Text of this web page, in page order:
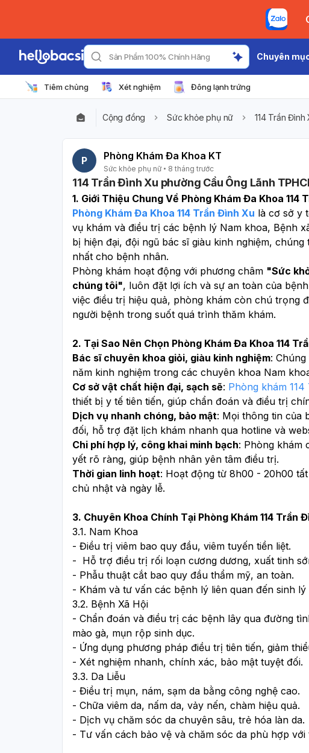
Sản Phẩm 100% Chính Hãng Chuyên
Tiêm chủng Xét nghiệm Đông lạnh trứng
Cộng đồng Sức khỏe phụ nữ 114 Trần
P Phòng Khám Đa Khoa KT
Sức khỏe phụ nữ 8 tháng trước
114 Trần Đình Xu phường Cầu Ông Lãnh
1. Giới Thiệu Chung Về Phòng Khám Đa Khoa 114
Phòng Khám Đa Khoa 114 Trần Đình Xu là cơ sở y
vụ khám và điều trị các bệnh lý Nam khoa, Bệnh
bị hiện đại, đội ngũ bác sĩ giàu kinh nghiệm,
nhất cho bệnh nhân.
Phòng khám hoạt động với phương châm "Sức
chúng tôi", luôn đặt lợi ích và sự an toàn của
việc điều trị hiệu quả, phòng khám còn chú trọng
người bệnh trong suốt quá trình thăm khám.
2. Tại Sao Nên Chọn Phòng Khám Đa Khoa 114
Bác sĩ chuyên khoa giỏi, giàu kinh nghiệm:
năm kinh nghiệm trong các chuyên khoa Nam
Cơ sở vật chất hiện đại, sạch sẽ: Phòng khám
thiết bị y tế tiên tiến, giúp chẩn đoán và điều trị
Dịch vụ nhanh chóng, bảo mật: Mọi thông tin của
đối, hỗ trợ đặt lịch khám nhanh qua hotline và
Chi phí hợp lý, công khai minh bạch: Phòng khám
yết rõ ràng, giúp bệnh nhân yên tâm điều trị.
Thời gian linh hoạt: Hoạt động từ 8h00 - 20h00
chủ nhật và ngày lễ.
3. Chuyên Khoa Chính Tại Phòng Khám 114 Trần
3.1. Nam Khoa
- Điều trị viêm bao quy đầu, viêm tuyến tiền liệt.
-  Hỗ trợ điều trị rối loạn cương dương, xuất tinh
- Phẫu thuật cắt bao quy đầu thẩm mỹ, an toàn.
- Khám và tư vấn các bệnh lý liên quan đến sinh lý
3.2. Bệnh Xã Hội
- Chẩn đoán và điều trị các bệnh lây qua đường
mào gà, mụn rộp sinh dục.
- Ứng dụng phương pháp điều trị tiên tiến, giảm
- Xét nghiệm nhanh, chính xác, bảo mật tuyệt đối.
3.3. Da Liễu
- Điều trị mụn, nám, sạm da bằng công nghệ cao.
- Chữa viêm da, nấm da, vảy nến, chàm hiệu quả.
- Dịch vụ chăm sóc da chuyên sâu, trẻ hóa làn da.
- Tư vấn cách bảo vệ và chăm sóc da phù hợp với